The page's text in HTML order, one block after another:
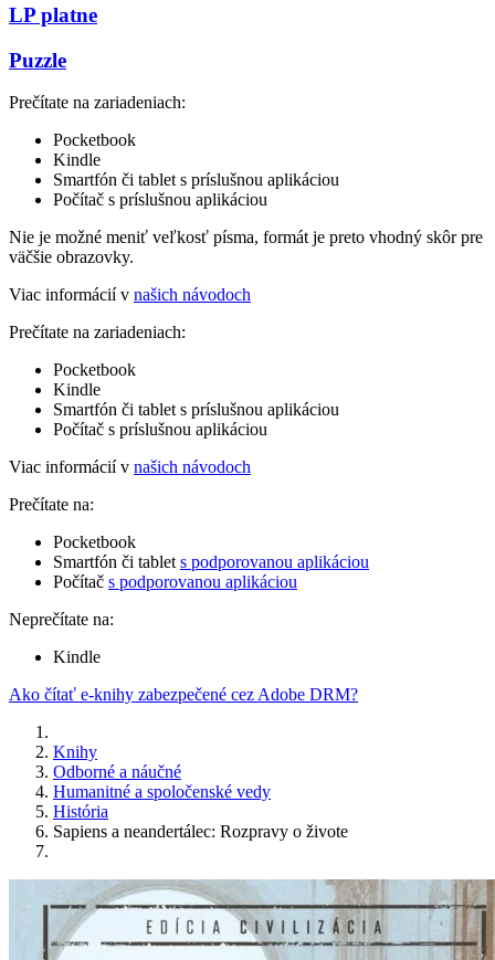
LP platne
Puzzle
Prečítate na zariadeniach:
Pocketbook
Kindle
Smartfón či tablet s príslušnou aplikáciou
Počítač s príslušnou aplikáciou
Nie je možné meniť veľkosť písma, formát je preto vhodný skôr pre
väčšie obrazovky.
Viac informácií v našich návodoch
Prečítate na zariadeniach:
Pocketbook
Kindle
Smartfón či tablet s príslušnou aplikáciou
Počítač s príslušnou aplikáciou
Viac informácií v našich návodoch
Prečítate na:
Pocketbook
Smartfón či tablet s podporovanou aplikáciou
Počítač s podporovanou aplikáciou
Neprečítate na:
Kindle
Ako čítať e-knihy zabezpečené cez Adobe DRM?
Knihy
Odborné a náučné
Humanitné a spoločenské vedy
História
Sapiens a neandertálec: Rozpravy o živote